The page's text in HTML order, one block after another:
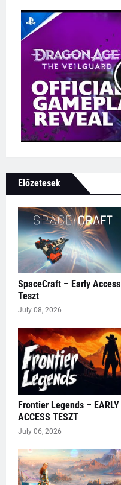
Előzetesek
SpaceCraft – Early Access
Teszt
July 08, 2026
Frontier Legends – EARLY
ACCESS TESZT
July 06, 2026